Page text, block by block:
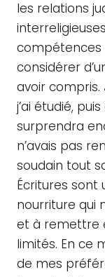
les relations
compétences
considérer
avoir compris.
j’ai étudié,
surprendra
n’avais pas
soudain tout
Écritures sont
nourriture qui
et à remettre
limités. En ce
de mes